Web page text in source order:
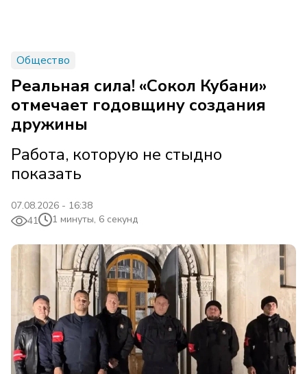
Общество
Реальная сила! «Сокол Кубани»
отмечает годовщину создания
дружины
Работа, которую не стыдно
показать
07.08.2026 - 16:38
41
1 минуты, 6 секунд